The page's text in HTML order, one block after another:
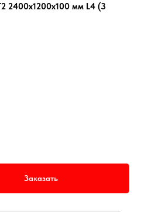
2400х1200х100 мм L4 (3
Заказать